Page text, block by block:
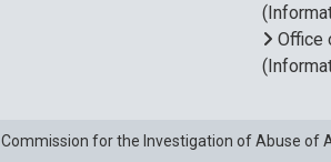
Office
Commission for the Investigation of Abuse of